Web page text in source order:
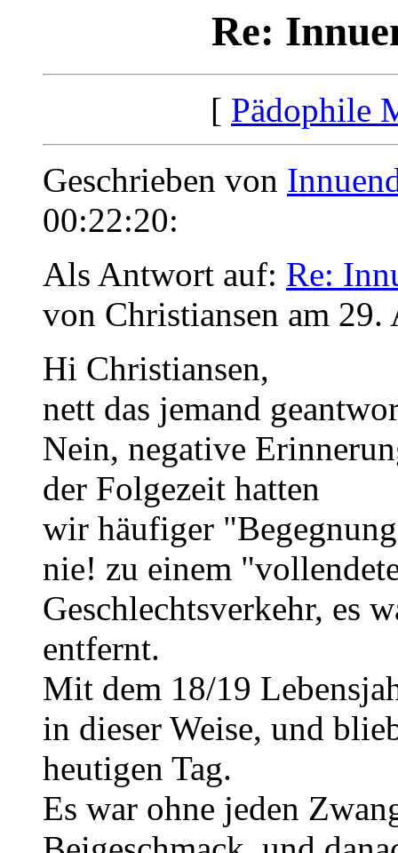
Re:
[ Pädophile
Geschrieben von
00:22:20:
Als Antwort auf: Re:
von Christiansen am
Hi Christiansen,
nett das jemand
Nein, negative
der Folgezeit hatten
wir häufiger
nie! zu einem
Geschlechtsverkehr, es
entfernt.
Mit dem 18/19
in dieser Weise, und
heutigen Tag.
Es war ohne jeden